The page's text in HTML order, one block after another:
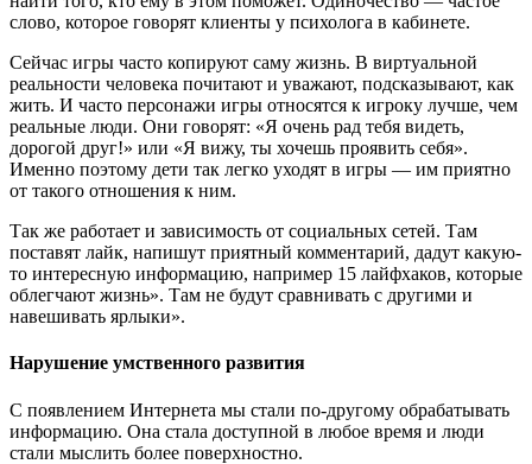
слово, которое говорят клиенты у психолога в кабинете.
Сейчас игры часто копируют саму жизнь. В виртуальной
реальности человека почитают и уважают, подсказывают, как
жить. И часто персонажи игры относятся к игроку лучше, чем
реальные люди. Они говорят: «Я очень рад тебя видеть,
дорогой друг!» или «Я вижу, ты хочешь проявить себя».
Именно поэтому дети так легко уходят в игры — им приятно
от такого отношения к ним.
Так же работает и зависимость от социальных сетей. Там
поставят лайк, напишут приятный комментарий, дадут какую-
то интересную информацию, например 15 лайфхаков, которые
облегчают жизнь». Там не будут сравнивать с другими и
навешивать ярлыки».
Нарушение умственного развития
С появлением Интернета мы стали по-другому обрабатывать
информацию. Она стала доступной в любое время и люди
стали мыслить более поверхностно.